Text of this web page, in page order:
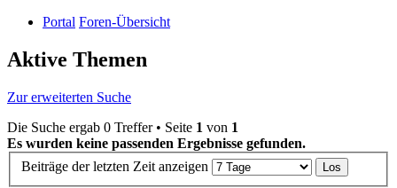
Portal Foren-Übersicht
Aktive Themen
Zur erweiterten Suche
Die Suche ergab 0 Treffer • Seite 1 von 1
Es wurden keine passenden Ergebnisse gefunden.
Beiträge der letzten Zeit anzeigen